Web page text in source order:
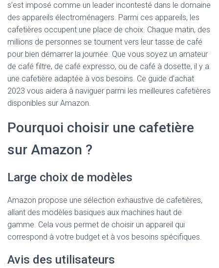
s’est imposé comme un leader incontesté dans le domaine
des appareils électroménagers. Parmi ces appareils, les
cafetières occupent une place de choix. Chaque matin, des
millions de personnes se tournent vers leur tasse de café
pour bien démarrer la journée. Que vous soyez un amateur
de café filtre, de café expresso, ou de café à dosette, il y a
une cafetière adaptée à vos besoins. Ce guide d’achat
2023 vous aidera à naviguer parmi les meilleures cafetières
disponibles sur Amazon.
Pourquoi choisir une cafetière
sur Amazon ?
Large choix de modèles
Amazon propose une sélection exhaustive de cafetières,
allant des modèles basiques aux machines haut de
gamme. Cela vous permet de choisir un appareil qui
correspond à votre budget et à vos besoins spécifiques.
Avis des utilisateurs